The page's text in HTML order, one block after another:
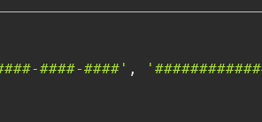
####-####' ,